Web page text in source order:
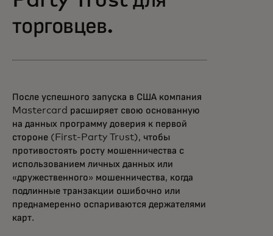
торговцев.
После успешного запуска в США компания
Mastercard расширяет свою основанную
на данных программу доверия к первой
стороне (First-Party Trust), чтобы
противостоять росту мошенничества с
использованием личных данных или
«дружественного» мошенничества, когда
подлинные транзакции ошибочно или
преднамеренно оспариваются держателями
карт.